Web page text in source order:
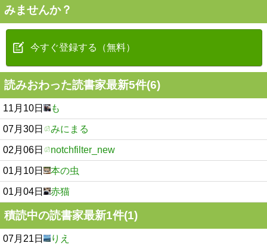
みませんか？
今すぐ登録する（無料）
読みおわった読書家最新5件(6)
11月10日 も
07月30日 みにまる
02月06日 notchfilter_new
01月10日 本の虫
01月04日 赤猫
積読中の読書家最新1件(1)
07月21日 りえ